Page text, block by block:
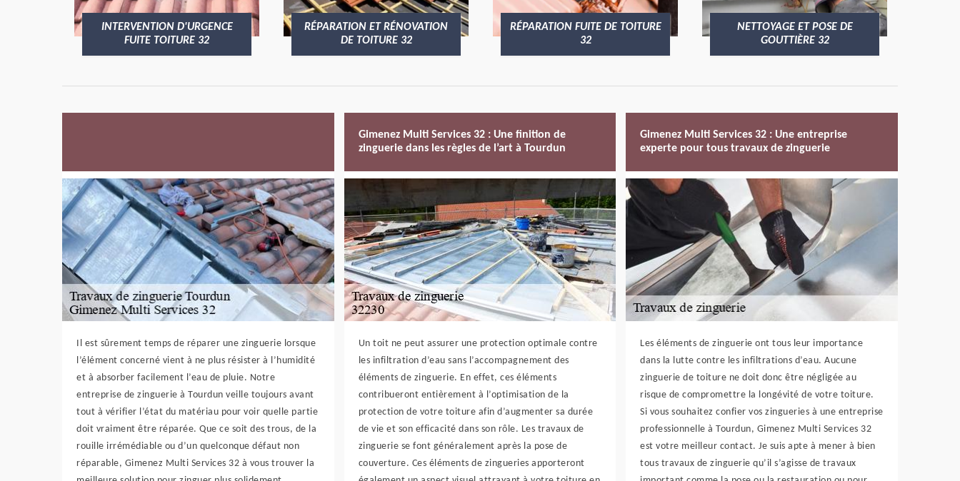
INTERVENTION D'URGENCE
FUITE TOITURE 32
RÉPARATION ET RÉNOVATION
DE TOITURE 32
RÉPARATION FUITE DE TOITURE
32
NETTOYAGE ET POSE DE
GOUTTIÈRE 32
Il est sûrement temps de réparer une zinguerie lorsque
l’élément concerné vient à ne plus résister à l’humidité
et à absorber facilement l’eau de pluie. Notre
entreprise de zinguerie à Tourdun veille toujours avant
tout à vérifier l’état du matériau pour voir quelle partie
doit vraiment être réparée. Que ce soit des trous, de la
rouille irrémédiable ou d’un quelconque défaut non
réparable, Gimenez Multi Services 32 à vous trouver la
Gimenez Multi Services 32 : Une finition de
zinguerie dans les règles de l’art à Tourdun
Un toit ne peut assurer une protection optimale contre
les infiltration d’eau sans l’accompagnement des
éléments de zinguerie. En effet, ces éléments
contribueront entièrement à l’optimisation de la
protection de votre toiture afin d’augmenter sa durée
de vie et son efficacité dans son rôle. Les travaux de
zinguerie se font généralement après la pose de
couverture. Ces éléments de zingueries apporteront
Gimenez Multi Services 32 : Une entreprise
experte pour tous travaux de zinguerie
Les éléments de zinguerie ont tous leur importance
dans la lutte contre les infiltrations d’eau. Aucune
zinguerie de toiture ne doit donc être négligée au
risque de compromettre la longévité de votre toiture.
Si vous souhaitez confier vos zingueries à une entreprise
professionnelle à Tourdun, Gimenez Multi Services 32
est votre meilleur contact. Je suis apte à mener à bien
tous travaux de zinguerie qu’il s’agisse de travaux